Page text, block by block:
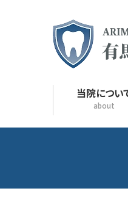
当院につい
about